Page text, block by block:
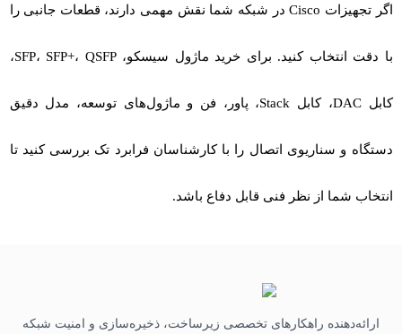
اگر تجهیزات Cisco در شبکه شما نقش مهمی دارند، قطعات جانبی را
با دقت انتخاب کنید. برای خرید ماژول سیسکو، SFP، SFP+، QSFP،
کابل DAC، کابل Stack، پاور، فن و ماژول‌های توسعه، مدل دقیق
دستگاه و سناریوی اتصال را با کارشناسان فرابرد تک بررسی کنید تا
انتخاب شما از نظر فنی قابل دفاع باشد.
ارائه‌دهنده راهکارهای تخصصی زیرساخت، ذخیره‌سازی و امنیت شبکه